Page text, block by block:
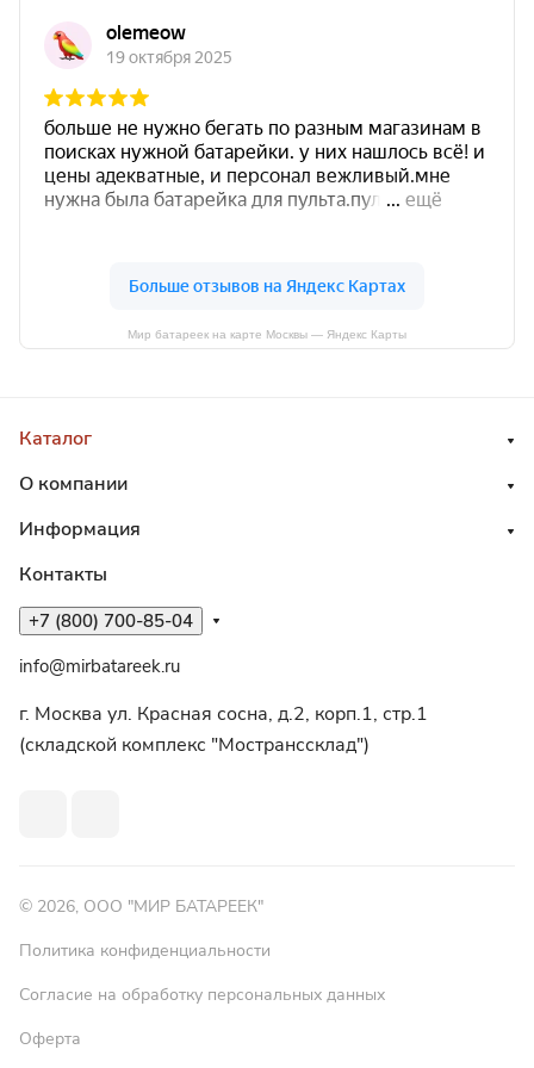
Мир батареек на карте Москвы — Яндекс Карты
Каталог
О компании
Информация
Контакты
+7 (800) 700-85-04
info@mirbatareek.ru
г. Москва ул. Красная сосна, д.2, корп.1, стр.1
(складской комплекс "Мостранссклад")
© 2026, ООО "МИР БАТАРЕЕК"
Политика конфиденциальности
Согласие на обработку персональных данных
Оферта